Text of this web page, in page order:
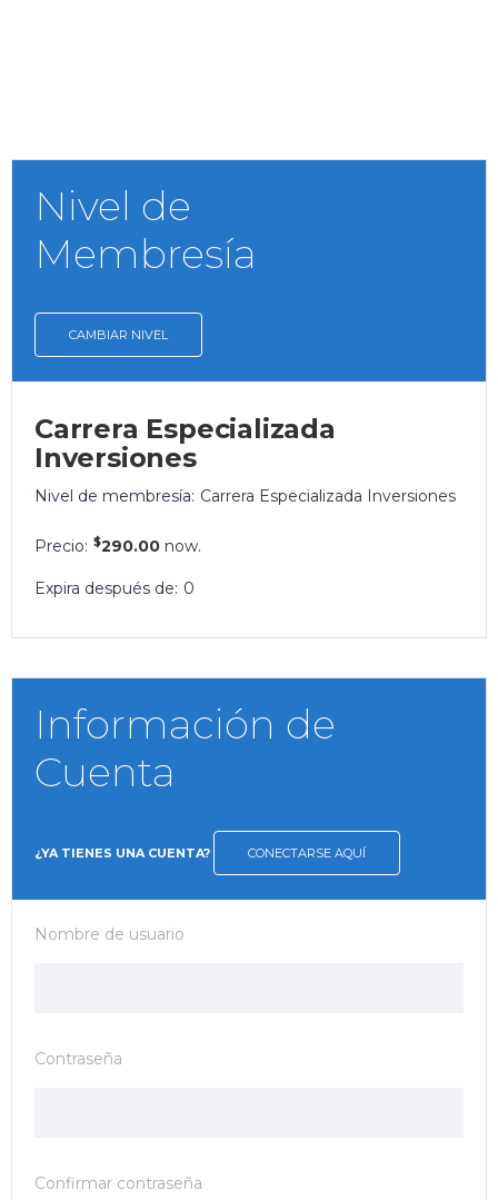
Nivel de
Membresía
CAMBIAR NIVEL
Carrera Especializada
Inversiones
Nivel de membresía: Carrera Especializada Inversiones
Precio: $290.00 now.
Expira después de: 0
Información de
Cuenta
¿YA TIENES UNA CUENTA? CONECTARSE AQUÍ
Nombre de usuario
Contraseña
Confirmar contraseña